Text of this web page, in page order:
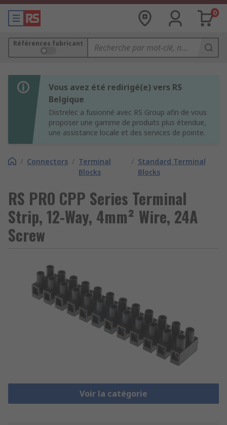
0
Références fabricant
Vous avez été redirigé(e) vers RS
Belgique
Distrelec a fusionné avec RS Group afin de vous
proposer une gamme de produits plus étendue,
une assistance locale et des services de pointe.
/ Connectors / Terminal
Blocks
/ Standard Terminal
Blocks
RS PRO CPP Series Terminal
Strip, 12-Way, 4mm² Wire, 24A
Screw
Voir la catégorie